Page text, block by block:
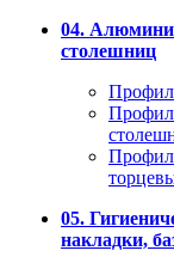
04.
столешниц
05.
накладки,